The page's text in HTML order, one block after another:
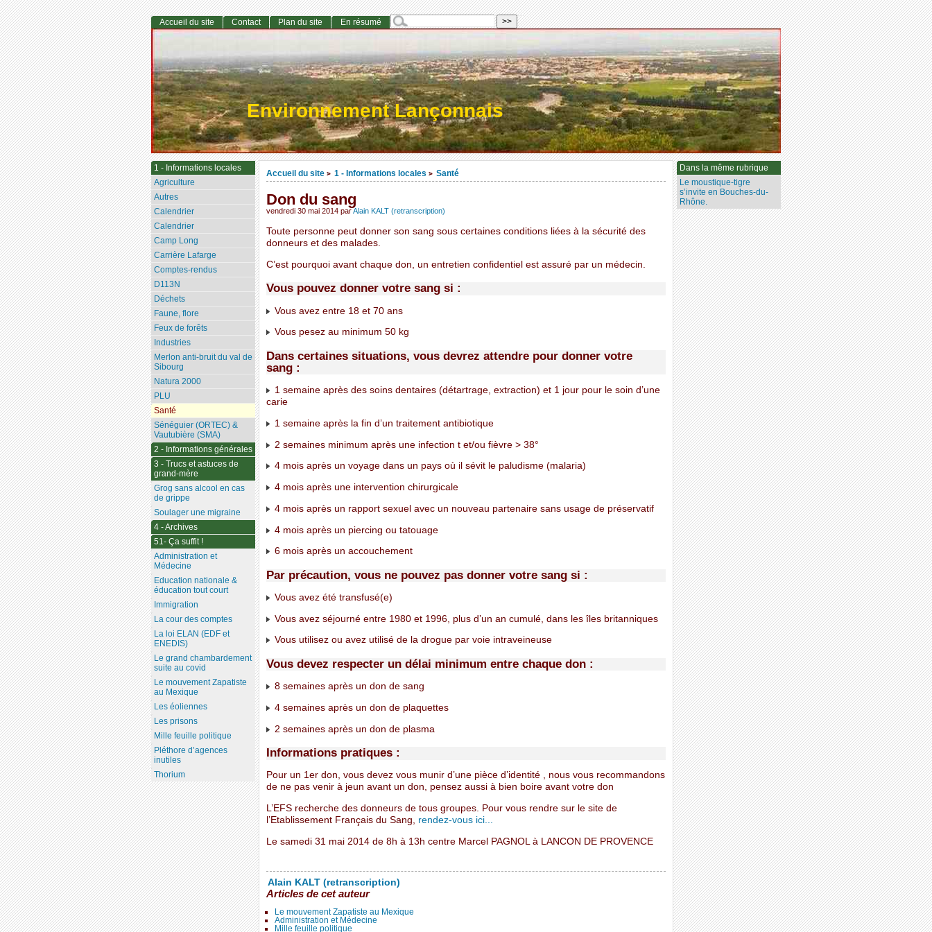
Environnement Lançonnais
Accueil du site > 1 - Informations locales > Santé
Don du sang
vendredi 30 mai 2014 parAlain KALT (retranscription)
Toute personne peut donner son sang sous certaines conditions liées à la sécurité des
donneurs et des malades.
C’est pourquoi avant chaque don, un entretien confidentiel est assuré par un médecin.
Vous pouvez donner votre sang si :
Vous avez entre 18 et 70 ans
Vous pesez au minimum 50 kg
Dans certaines situations, vous devrez attendre pour donner votre
sang :
1 semaine après des soins dentaires (détartrage, extraction) et 1 jour pour le soin d’une
carie
1 semaine après la fin d’un traitement antibiotique
2 semaines minimum après une infection t et/ou fièvre > 38°
4 mois après un voyage dans un pays où il sévit le paludisme (malaria)
4 mois après une intervention chirurgicale
4 mois après un rapport sexuel avec un nouveau partenaire sans usage de préservatif
4 mois après un piercing ou tatouage
6 mois après un accouchement
Par précaution, vous ne pouvez pas donner votre sang si :
Vous avez été transfusé(e)
Vous avez séjourné entre 1980 et 1996, plus d’un an cumulé, dans les îles britanniques
Vous utilisez ou avez utilisé de la drogue par voie intraveineuse
Vous devez respecter un délai minimum entre chaque don :
8 semaines après un don de sang
4 semaines après un don de plaquettes
2 semaines après un don de plasma
Informations pratiques :
Pour un 1er don, vous devez vous munir d’une pièce d’identité , nous vous recommandons
de ne pas venir à jeun avant un don, pensez aussi à bien boire avant votre don
L’EFS recherche des donneurs de tous groupes. Pour vous rendre sur le site de
l’Etablissement Français du Sang, rendez-vous ici...
Le samedi 31 mai 2014 de 8h à 13h centre Marcel PAGNOL à LANCON DE PROVENCE
Alain KALT (retranscription)
Articles de cet auteur
Le mouvement Zapatiste au Mexique
Administration et Médecine
Mille feuille politique
Dans la même rubrique
Le moustique-tigre
s’invite en Bouches-du-
Rhône.
Accueil du site Contact Plan du site En résumé
1 - Informations locales
Agriculture
Autres
Calendrier
Calendrier
Camp Long
Carrière Lafarge
Comptes-rendus
D113N
Déchets
Faune, flore
Feux de forêts
Industries
Merlon anti-bruit du val de
Sibourg
Natura 2000
PLU
Santé
Sénéguier (ORTEC) &
Vautubière (SMA)
2 - Informations générales
3 - Trucs et astuces de
grand-mère
Grog sans alcool en cas
de grippe
Soulager une migraine
4 - Archives
51- Ça suffit !
Administration et
Médecine
Education nationale &
éducation tout court
Immigration
La cour des comptes
La loi ELAN (EDF et
ENEDIS)
Le grand chambardement
suite au covid
Le mouvement Zapatiste
au Mexique
Les éoliennes
Les prisons
Mille feuille politique
Pléthore d’agences
inutiles
Thorium